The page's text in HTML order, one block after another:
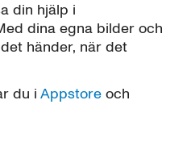
din hjälp i
dina egna bilder och
händer, när det
du i Appstore och